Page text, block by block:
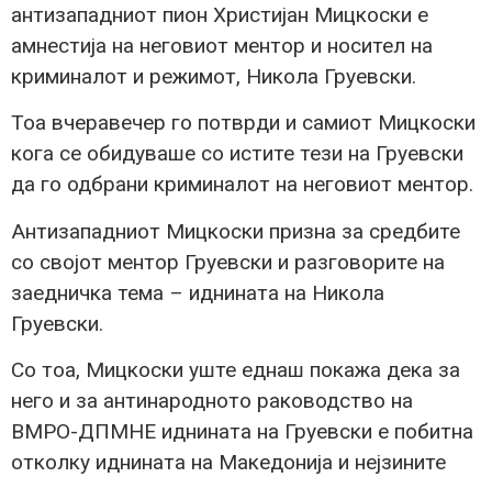
антизападниот пион Христијан Мицкоски е
амнестија на неговиот ментор и носител на
криминалот и режимот, Никола Груевски.
Тоа вчеравечер го потврди и самиот Мицкоски
кога се обидуваше со истите тези на Груевски
да го одбрани криминалот на неговиот ментор.
Антизападниот Мицкоски призна за средбите
со својот ментор Груевски и разговорите на
заедничка тема – иднината на Никола
Груевски.
Со тоа, Мицкоски уште еднаш покажа дека за
него и за антинародното раководство на
ВМРО-ДПМНЕ иднината на Груевски е побитна
отколку иднината на Македонија и нејзините